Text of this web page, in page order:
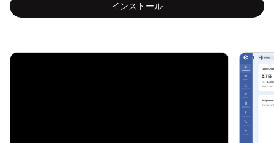
インストール